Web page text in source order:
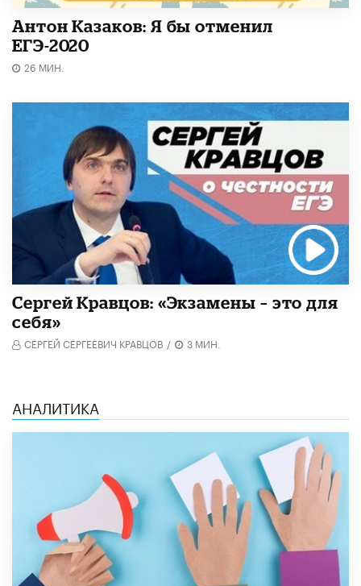
Антон Казаков: Я бы отменил
ЕГЭ-2020
26 МИН.
Сергей Кравцов: «Экзамены – это для
себя»
СЕРГЕЙ СЕРГЕЕВИЧ КРАВЦОВ / 3 МИН.
АНАЛИТИКА